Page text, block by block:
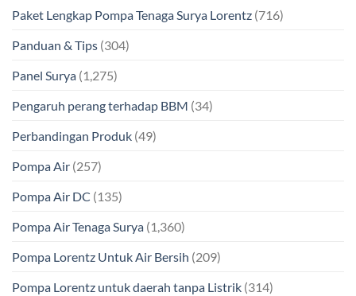
Paket Lengkap Pompa Tenaga Surya Lorentz (716)
Panduan & Tips (304)
Panel Surya (1,275)
Pengaruh perang terhadap BBM (34)
Perbandingan Produk (49)
Pompa Air (257)
Pompa Air DC (135)
Pompa Air Tenaga Surya (1,360)
Pompa Lorentz Untuk Air Bersih (209)
Pompa Lorentz untuk daerah tanpa Listrik (314)